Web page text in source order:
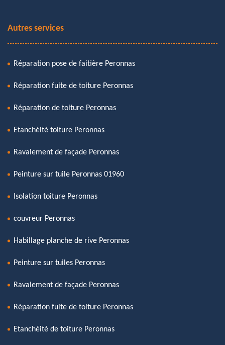
Autres services
Réparation pose de faitière Peronnas
Réparation fuite de toiture Peronnas
Réparation de toiture Peronnas
Etanchéité toiture Peronnas
Ravalement de façade Peronnas
Peinture sur tuile Peronnas 01960
Isolation toiture Peronnas
couvreur Peronnas
Habillage planche de rive Peronnas
Peinture sur tuiles Peronnas
Ravalement de façade Peronnas
Réparation fuite de toiture Peronnas
Etanchéité de toiture Peronnas